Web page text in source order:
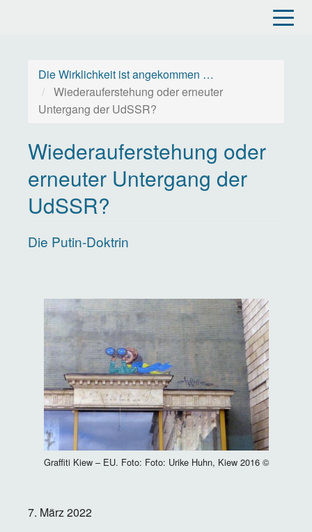
Die Wirklichkeit ist angekommen …
Wiederauferstehung oder erneuter
Untergang der UdSSR?
Wiederauferstehung oder
erneuter Untergang der
UdSSR?
Die Putin-Doktrin
Image
Graffiti Kiew – EU. Foto: Foto: Urike Huhn, Kiew 2016 ©
7. März 2022